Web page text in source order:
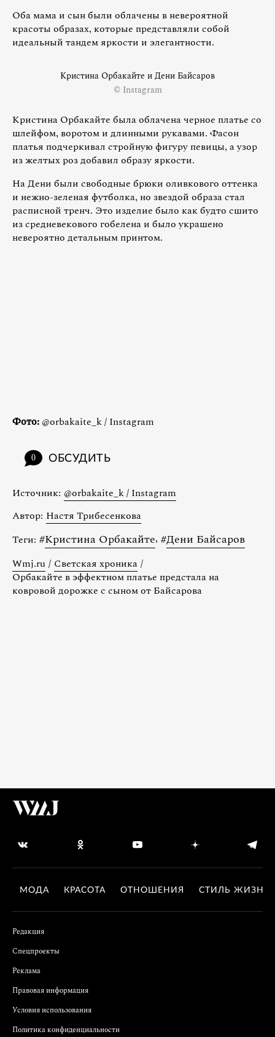
Оба мама и сын были облачены в невероятной
красоты образах, которые представляли собой
идеальный тандем яркости и элегантности.
Кристина Орбакайте и Дени Байсаров
© Instagram
Кристина Орбакайте была облачена черное платье со
шлейфом, воротом и длинными рукавами. Фасон
платья подчеркивал стройную фигуру певицы, а узор
из желтых роз добавил образу яркости.
На Дени были свободные брюки оливкового оттенка
и нежно-зеленая футболка, но звездой образа стал
расписной тренч. Это изделие было как будто сшито
из средневекового гобелена и было украшено
невероятно детальным принтом.
Фото: @orbakaite_k / Instagram
0 ОБСУДИТЬ
Источник: @orbakaite_k / Instagram
Автор: Настя Трибесенкова
Теги: #Кристина Орбакайте, #Дени Байсаров
Wmj.ru / Светская хроника /
Орбакайте в эффектном платье предстала на
ковровой дорожке с сыном от Байсарова
МОДА КРАСОТА ОТНОШЕНИЯ СТИЛЬ ЖИЗНИ
Редакция
Спецпроекты
Реклама
Правовая информация
Условия использования
Политика конфиденциальности